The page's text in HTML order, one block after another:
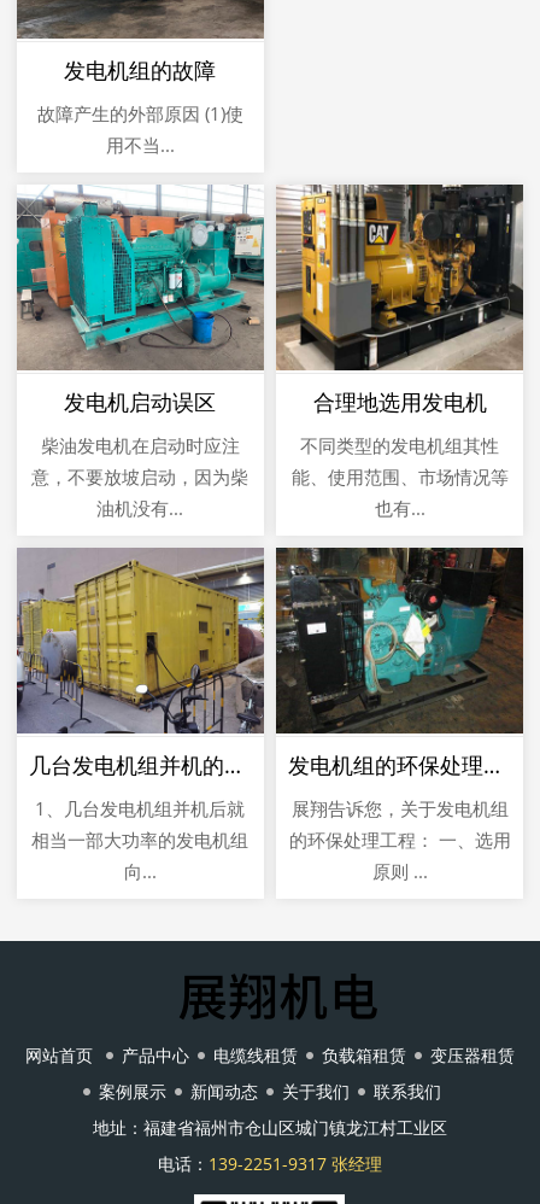
发电机组的故障
故障产生的外部原因 (1)使
用不当...
发电机启动误区
柴油发电机在启动时应注
意，不要放坡启动，因为柴
油机没有...
合理地选用发电机
不同类型的发电机组其性
能、使用范围、市场情况等
也有...
几台发电机组并机的优点
1、几台发电机组并机后就
相当一部大功率的发电机组
向...
发电机组的环保处理工艺流程
展翔告诉您，关于发电机组
的环保处理工程： 一、选用
原则 ...
网站首页 产品中心 电缆线租赁 负载箱租赁
变压器租赁
案例展示
新闻动态 关于我们
联系我们
地址：福建省福州市仓山区城门镇龙江村工业区
电话： 139-2251-9317 张经理